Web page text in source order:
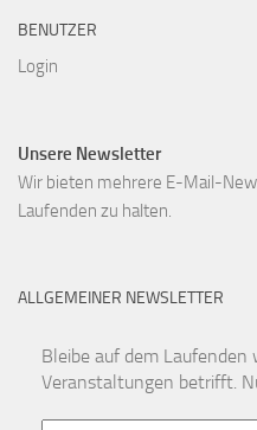
BENUTZER
Login
Unsere Newsletter
Wir bieten mehrere E-Mail-
Laufenden zu halten.
ALLGEMEINER NEWSLETTER
Bleibe auf dem Laufenden
Veranstaltungen betrifft.